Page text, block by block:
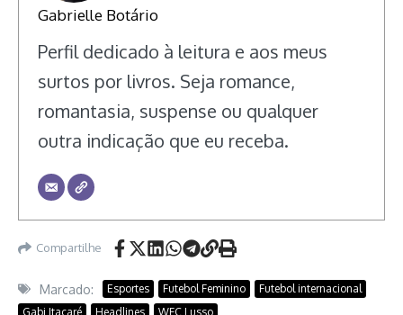
Gabrielle Botário
Perfil dedicado à leitura e aos meus
surtos por livros. Seja romance,
romantasia, suspense ou qualquer
outra indicação que eu receba.
Compartilhe
Marcado: Esportes Futebol Feminino
Futebol internacional
Gabi Itacaré
Headlines WFC Lusso